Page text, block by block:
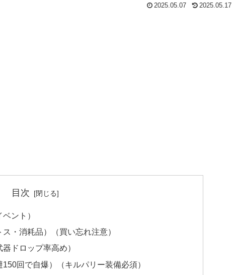
2025.05.07 2025.05.17
目次
ント）
・消耗品）（買い忘れ注意）
ドロップ率高め）
回で自爆）（キルパリー装備必須）